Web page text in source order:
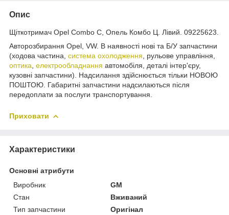
Опис
Щіткотримач Opel Combo C, Опель Комбо Ц. Лівий. 09225623.
Авторозбирання Opel, VW. В наявності нові та Б/У запчастини
(ходова частина, система охолодження , рульове управління,
оптика електрообладнання автомобіля, деталі інтер'єру,
кузовні запчастини). Надсилання здійснюється тільки НОВОЮ
ПОШТОЮ. Габаритні запчастини надсилаються після
передоплати за послуги транспортування.
Приховати
Характеристики
Основні атрибути
Виробник
GM
Стан
Вживаний
Тип запчастини
Оригінал